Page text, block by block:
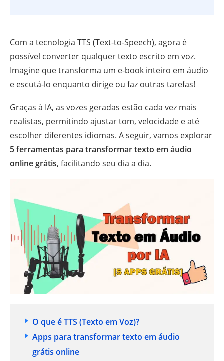
Com a tecnologia TTS (Text-to-Speech), agora é
possível converter qualquer texto escrito em voz.
Imagine que transforma um e-book inteiro em áudio
e escutá-lo enquanto dirige ou faz outras tarefas!
Graças à IA, as vozes geradas estão cada vez mais
realistas, permitindo ajustar tom, velocidade e até
escolher diferentes idiomas. A seguir, vamos explorar
5 ferramentas para transformar texto em áudio
online grátis, facilitando seu dia a dia.
O que é TTS (Texto em Voz)?
Apps para transformar texto em áudio
grátis online